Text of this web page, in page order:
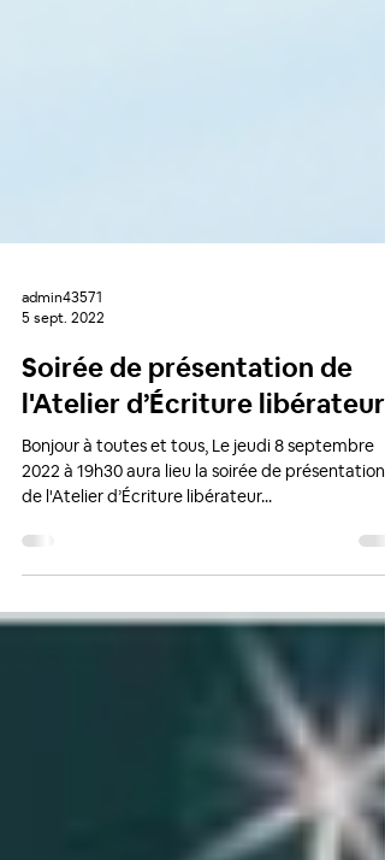
admin43571
Soirée de présentation de
l'Atelier d’Écriture libérateur
Bonjour à toutes et tous, Le jeudi 8 septembre
2022 à 19h30 aura lieu la soirée de présentation